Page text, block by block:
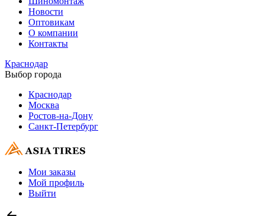
Новости
Оптовикам
О компании
Контакты
Краснодар
Выбор города
Краснодар
Москва
Ростов-на-Дону
Санкт-Петербург
Мои заказы
Мой профиль
Выйти